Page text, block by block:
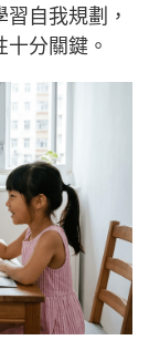
自我規劃，
分關鍵。